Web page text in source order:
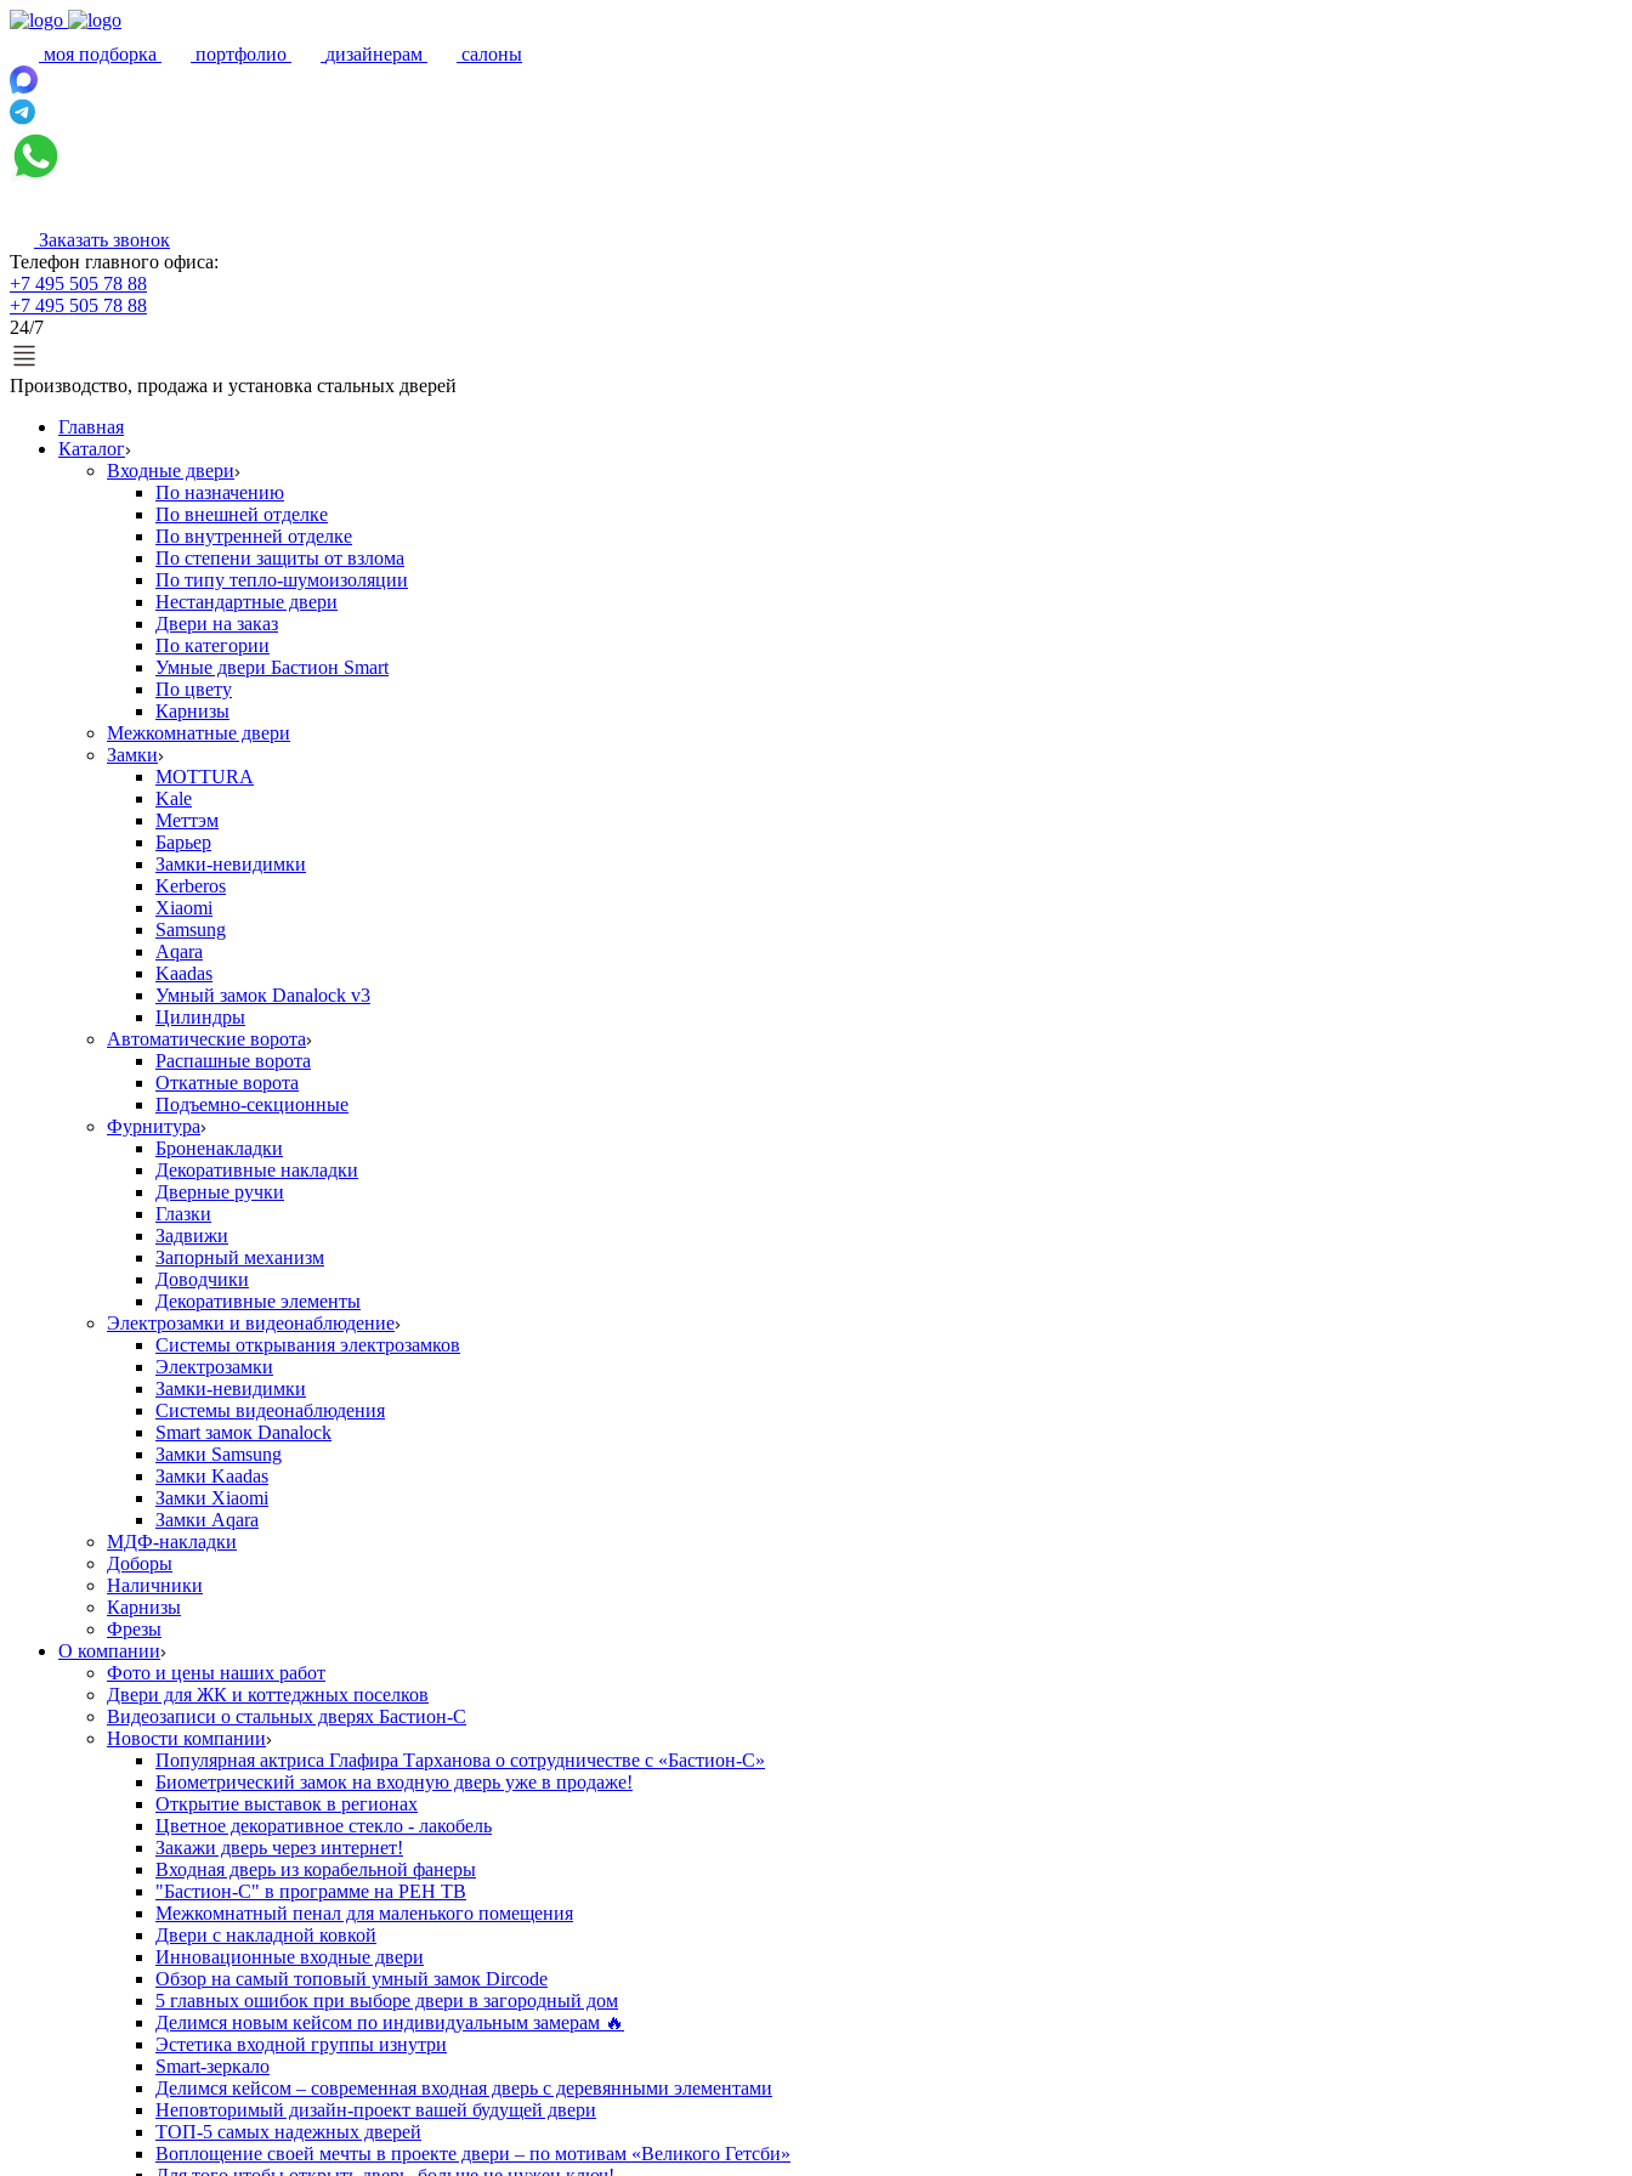
моя подборка портфолио дизайнерам салоны
Заказать звонок
Телефон главного офиса:
+7 495 505 78 88
+7 495 505 78 88
24/7
Производство, продажа и установка стальных дверей
Главная
Каталог
Входные двери
По назначению
По внешней отделке
По внутренней отделке
По степени защиты от взлома
По типу тепло-шумоизоляции
Нестандартные двери
Двери на заказ
По категории
Умные двери Бастион Smart
По цвету
Карнизы
Межкомнатные двери
Замки
MOTTURA
Kale
Меттэм
Барьер
Замки-невидимки
Kerberos
Xiaomi
Samsung
Aqara
Kaadas
Умный замок Danalock v3
Цилиндры
Автоматические ворота
Распашные ворота
Откатные ворота
Подъемно-секционные
Фурнитура
Броненакладки
Декоративные накладки
Дверные ручки
Глазки
Задвижи
Запорный механизм
Доводчики
Декоративные элементы
Электрозамки и видеонаблюдение
Системы открывания электрозамков
Электрозамки
Замки-невидимки
Системы видеонаблюдения
Smart замок Danalock
Замки Samsung
Замки Kaadas
Замки Xiaomi
Замки Aqara
МДФ-накладки
Доборы
Наличники
Карнизы
Фрезы
О компании
Фото и цены наших работ
Двери для ЖК и коттеджных поселков
Видеозаписи о стальных дверях Бастион-С
Новости компании
Популярная актриса Глафира Тарханова о сотрудничестве с «Бастион-С»
Биометрический замок на входную дверь уже в продаже!
Открытие выставок в регионах
Цветное декоративное стекло - лакобель
Закажи дверь через интернет!
Входная дверь из корабельной фанеры
"Бастион-С" в программе на РЕН ТВ
Межкомнатный пенал для маленького помещения
Двери с накладной ковкой
Инновационные входные двери
Обзор на самый топовый умный замок Dircode
5 главных ошибок при выборе двери в загородный дом
Делимся новым кейсом по индивидуальным замерам 🔥
Эстетика входной группы изнутри
Smart-зеркало
Делимся кейсом – современная входная дверь с деревянными элементами
Неповторимый дизайн-проект вашей будущей двери
ТОП-5 самых надежных дверей
Воплощение своей мечты в проекте двери – по мотивам «Великого Гетсби»